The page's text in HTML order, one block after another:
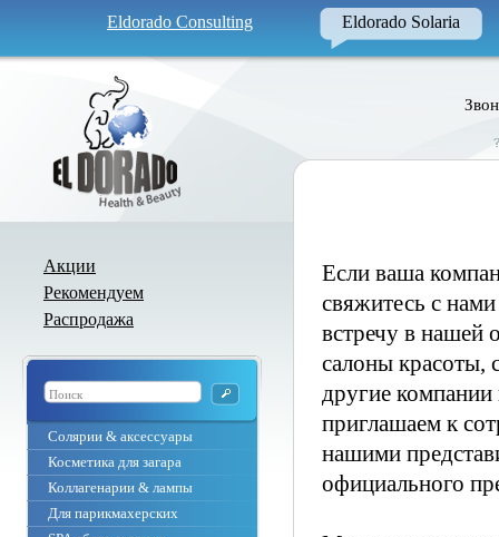
Eldorado Consulting Eldorado Solaria
Акции
Рекомендуем
Распродажа
Солярии & аксессуары
Косметика для загара
Коллагенарии & лампы
Для парикмахерских
Если ваша
свяжитесь с
встречу в нашей
салоны красоты,
другие
приглашаем к
нашими
официального